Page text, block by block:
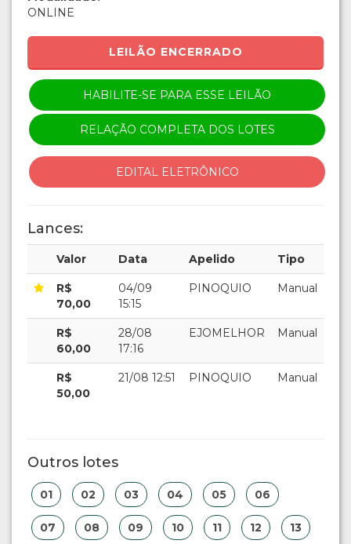
ONLINE
LEILÃO ENCERRADO
HABILITE-SE PARA ESSE LEILÃO
RELAÇÃO COMPLETA DOS LOTES
EDITAL ELETRÔNICO
Lances:
Valor Data Apelido Tipo
R$
70,00
04/09
15:15
PINOQUIO Manual
R$
60,00
28/08
17:16
EJOMELHOR Manual
R$
50,00
21/08 12:51 PINOQUIO Manual
Outros lotes
01 02 03 04 05 06
07 08 09 10 11 12 13